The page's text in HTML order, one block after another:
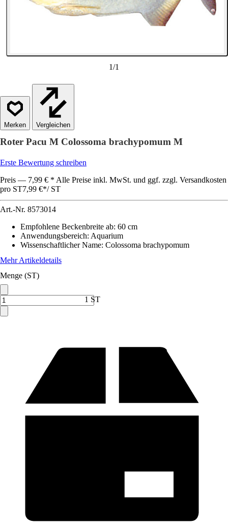
1/1
Vergleichen
Roter Pacu M Colossoma brachypomum M
Erste Bewertung schreiben
Preis — 7,99 € * Alle Preise inkl. MwSt. und ggf. zzgl. Versandkosten
pro ST7,99 €*/ ST
Art.-Nr. 8573014
Empfohlene Beckenbreite ab: 60 cm
Anwendungsbereich: Aquarium
Wissenschaftlicher Name: Colossoma brachypomum
Mehr Artikeldetails
Menge (ST)
1 ST